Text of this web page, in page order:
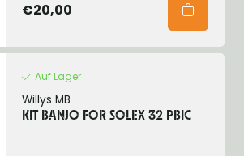
€20,00
Auf Lager
Willys MB
KIT BANJO FOR SOLEX 32 PBIC